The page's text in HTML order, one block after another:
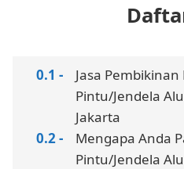
Jasa Pembikinan
Pintu/Jendela
Jakarta
Mengapa Anda
Pintu/Jendela